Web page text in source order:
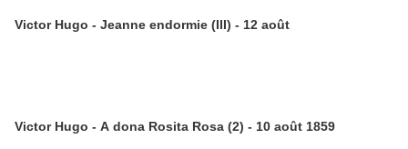
Victor Hugo - Jeanne endormie (III) - 12 août
Victor Hugo - A dona Rosita Rosa (2) - 10 août 1859